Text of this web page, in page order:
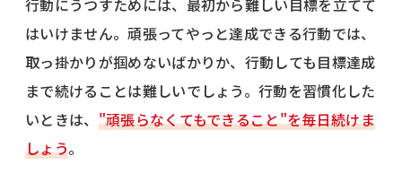
はいけません。頑張ってやっと達成できる行動では、
取っ掛かりが掴めないばかりか、行動しても目標達成
まで続けることは難しいでしょう。行動を習慣化した
いときは、 "頑張らなくてもできること"を毎日続けま
しょう。